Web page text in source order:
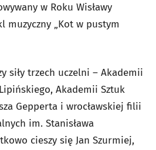
w Roku Wisławy
muzyczny „Kot w pustym
siły trzech uczelni – Akademii
Akademii Sztuk
Gepperta i wrocławskiej filii
im. Stanisława
cieszy się Jan Szurmiej,